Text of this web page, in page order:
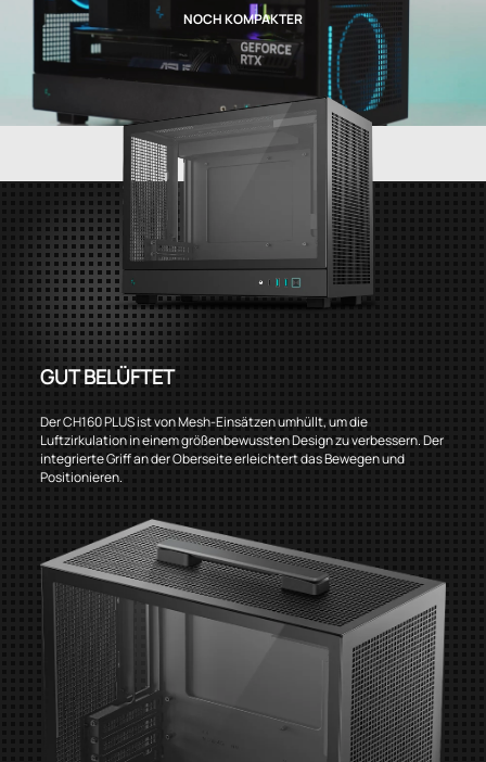
NOCH KOMPAKTER
GUT BELÜFTET
Der CH160 PLUS ist von Mesh-Einsätzen umhüllt, um die
Luftzirkulation in einem größenbewussten Design zu verbessern. Der
integrierte Griff an der Oberseite erleichtert das Bewegen und
Positionieren.